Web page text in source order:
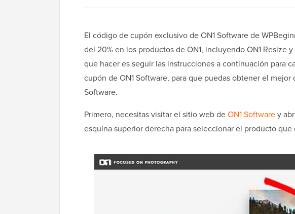
El código de cupón exclusivo de ON1 Software de
del 20% en los productos de ON1, incluyendo ON1 Resize
que hacer es seguir las instrucciones a continuación para
cupón de ON1 Software, para que puedas obtener el
Software.
Primero, necesitas visitar el sitio web deON1 Softwarey
esquina superior derecha para seleccionar el producto que